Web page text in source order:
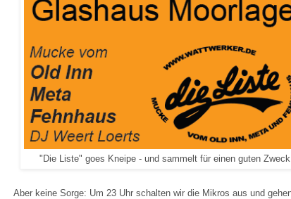
"Die Liste" goes Kneipe - und sammelt für einen guten Zweck
Aber keine Sorge: Um 23 Uhr schalten wir die Mikros aus und